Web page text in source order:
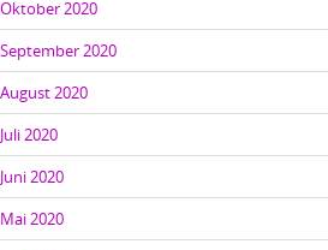
Oktober 2020
September 2020
August 2020
Juli 2020
Juni 2020
Mai 2020